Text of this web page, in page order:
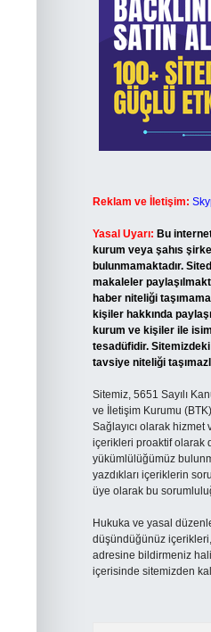
Reklam ve İletişim:
Yasal Uyarı: Bu
kurum veya şahıs
bulunmamaktadır.
makaleler
haber niteliği
kişiler hakkında
kurum ve kişiler ile
tesadüfidir.
tavsiye niteliği
Sitemiz, 5651 Sayılı
ve İletişim Kurumu
Sağlayıcı olarak
içerikleri proaktif olarak
yükümlülüğümüz
yazdıkları içeriklerin
üye olarak bu
Hukuka ve yasal
düşündüğünüz içerikleri,
adresine bildirmeniz
içerisinde sitemizden